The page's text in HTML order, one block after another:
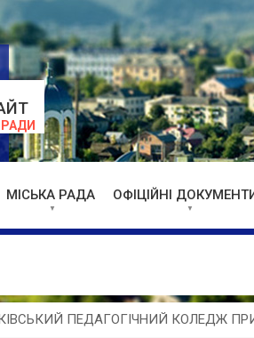
МІСЬКА РАДА ОФІЦІЙНІ
ПЕДАГОГІЧНИЙ КОЛЕДЖ